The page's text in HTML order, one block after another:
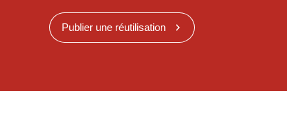
Publier une réutilisation